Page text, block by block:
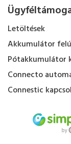
Letöltések
Akkumulátor
Pótakkumulátor
Connecto
Connestic